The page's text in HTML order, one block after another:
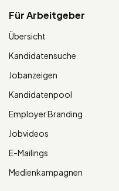
Für Arbeitgeber
Übersicht
Kandidatensuche
Jobanzeigen
Kandidatenpool
Employer Branding
Jobvideos
E-Mailings
Medienkampagnen